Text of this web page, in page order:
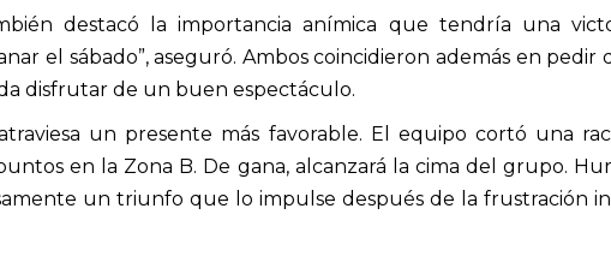
destacó la importancia anímica que tendría una
el sábado”, aseguró. Ambos coincidieron además en pedir
disfrutar de un buen espectáculo.
un presente más favorable. El equipo cortó una
en la Zona B. De gana, alcanzará la cima del grupo.
un triunfo que lo impulse después de la frustración